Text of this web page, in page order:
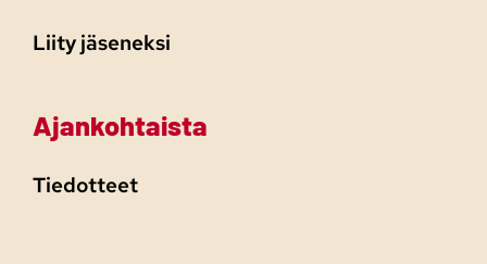
Liity jäseneksi
Ajankohtaista
Tiedotteet